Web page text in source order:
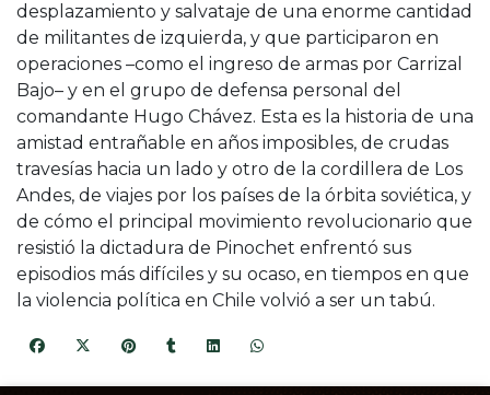
desplazamiento y salvataje de una enorme cantidad
de militantes de izquierda, y que participaron en
operaciones –como el ingreso de armas por Carrizal
Bajo– y en el grupo de defensa personal del
comandante Hugo Chávez. Esta es la historia de una
amistad entrañable en años imposibles, de crudas
travesías hacia un lado y otro de la cordillera de Los
Andes, de viajes por los países de la órbita soviética, y
de cómo el principal movimiento revolucionario que
resistió la dictadura de Pinochet enfrentó sus
episodios más difíciles y su ocaso, en tiempos en que
la violencia política en Chile volvió a ser un tabú.